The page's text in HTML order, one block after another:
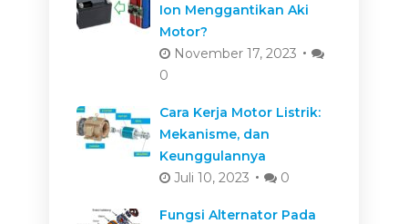
Ion Menggantikan Aki
Motor?
November 17, 2023
0
Cara Kerja Motor Listrik:
Mekanisme, dan
Keunggulannya
Juli 10, 2023
0
Fungsi Alternator Pada